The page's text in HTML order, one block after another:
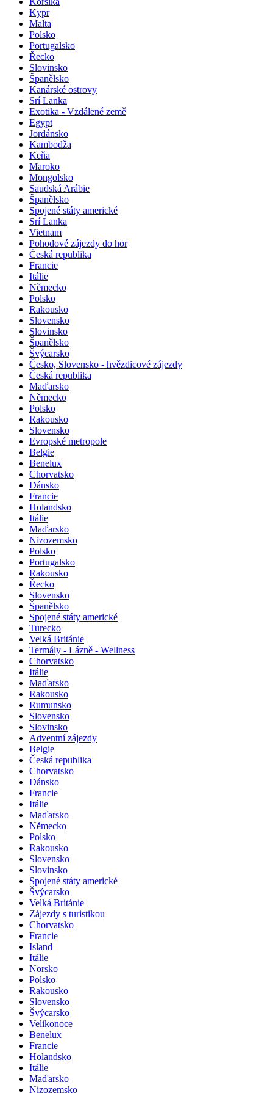
Kypr
Malta
Polsko
Portugalsko
Řecko
Slovinsko
Španělsko
Kanárské ostrovy
Srí Lanka
Exotika - Vzdálené země
Egypt
Jordánsko
Kambodža
Keňa
Maroko
Mongolsko
Saudská Arábie
Španělsko
Spojené státy americké
Srí Lanka
Vietnam
Pohodové zájezdy do hor
Česká republika
Francie
Itálie
Německo
Polsko
Rakousko
Slovensko
Slovinsko
Španělsko
Švýcarsko
Česko, Slovensko - hvězdicové zájezdy
Česká republika
Maďarsko
Německo
Polsko
Rakousko
Slovensko
Evropské metropole
Belgie
Benelux
Chorvatsko
Dánsko
Francie
Holandsko
Itálie
Maďarsko
Nizozemsko
Polsko
Portugalsko
Rakousko
Řecko
Slovensko
Španělsko
Spojené státy americké
Turecko
Velká Británie
Termály - Lázně - Wellness
Chorvatsko
Itálie
Maďarsko
Rakousko
Rumunsko
Slovensko
Slovinsko
Adventní zájezdy
Belgie
Česká republika
Chorvatsko
Dánsko
Francie
Itálie
Maďarsko
Německo
Polsko
Rakousko
Slovensko
Slovinsko
Spojené státy americké
Švýcarsko
Velká Británie
Zájezdy s turistikou
Chorvatsko
Francie
Island
Itálie
Norsko
Polsko
Rakousko
Slovensko
Švýcarsko
Velikonoce
Benelux
Francie
Holandsko
Itálie
Maďarsko
Nizozemsko